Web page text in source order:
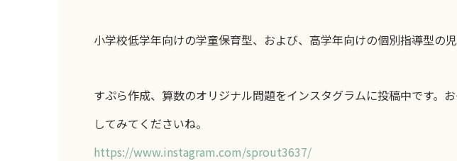
小学校低学年向けの学童保育型、および、高学年向けの個別指導型の
すぷら作成、算数のオリジナル問題をインスタグラムに投稿中です。
してみてくださいね。
https://www.instagram.com/sprout3637/